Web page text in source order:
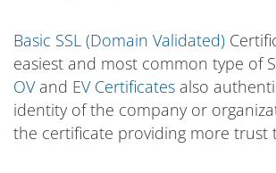
Basic SSL (Domain Validated)
easiest and most common type of
OVand EV Certificates also
identity of the company or
the certificate providing more trust